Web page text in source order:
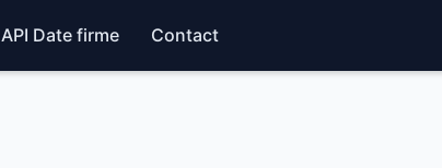
API Date firme Contact